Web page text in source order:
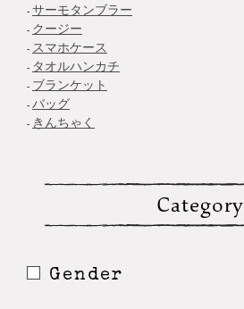
サーモタンブラー
クージー
スマホケース
タオルハンカチ
ブランケット
バッグ
きんちゃく
Category
Gender